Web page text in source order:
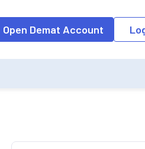
into the input field, the
Open Demat Account